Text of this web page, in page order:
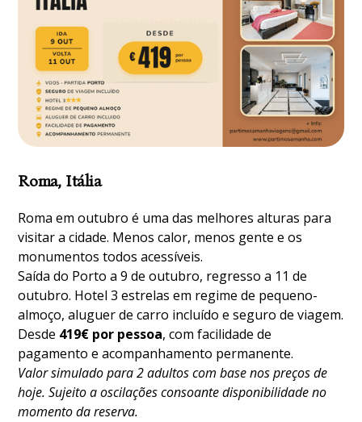
Roma, Itália
Roma em outubro é uma das melhores alturas para
visitar a cidade. Menos calor, menos gente e os
monumentos todos acessíveis.
Saída do Porto a 9 de outubro, regresso a 11 de
outubro. Hotel 3 estrelas em regime de pequeno-
almoço, aluguer de carro incluído e seguro de viagem.
Desde 419€ por pessoa, com facilidade de
pagamento e acompanhamento permanente.
Valor simulado para 2 adultos com base nos preços de
hoje. Sujeito a oscilações consoante disponibilidade no
momento da reserva.